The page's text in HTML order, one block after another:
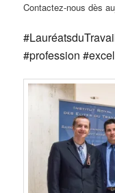
Contactez-nous dès
#profession